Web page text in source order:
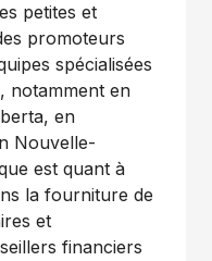
petites et
promoteurs
spécialisées
, notamment en
, en
Nouvelle-
est quant à
la fourniture de
et
financiers